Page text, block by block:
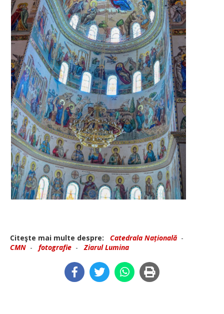
Citeşte mai multe despre: Catedrala Națională -
CMN - fotografie -Ziarul Lumina